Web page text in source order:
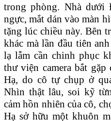
trong phòng. Nhà dưới
ngực, mắt dán vào màn
tặng lúc chiều này. Bên
khác mà lần đầu tiên
lạ lẫm cần chinh phục
thư viện camera bắt
Hạ, do cô tự chụp ở
Nhìn thật lâu, soi kỹ
cảm hồn nhiên của cô,
Hạ sở hữu một khuôn